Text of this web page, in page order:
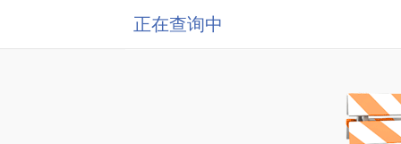
正在查询中